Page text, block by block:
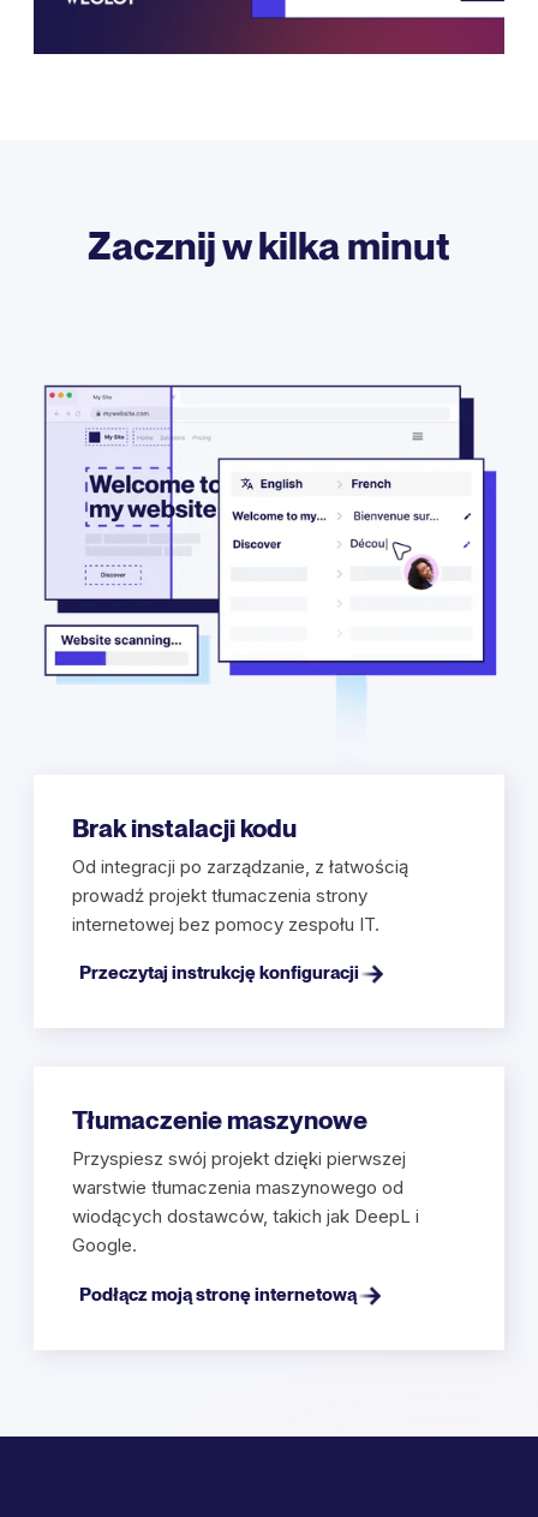
Zacznij w kilka minut
Brak instalacji kodu
Od integracji po zarządzanie, z łatwością
prowadź projekt tłumaczenia strony
internetowej bez pomocy zespołu IT.
Przeczytaj instrukcję konfiguracji
Tłumaczenie maszynowe
Przyspiesz swój projekt dzięki pierwszej
warstwie tłumaczenia maszynowego od
wiodących dostawców, takich jak DeepL i
Google.
Podłącz moją stronę internetową